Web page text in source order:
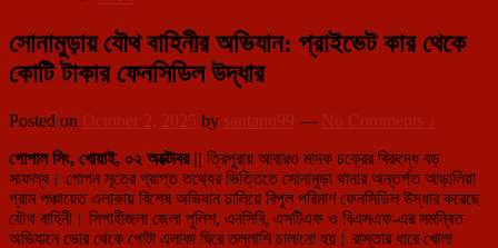
সোনামুড়ায় যৌথ বাহিনীর অভিযান: প্রাইভেট কার থেকে
কোটি টাকার ফেনসিডিল উদ্ধার
Posted on October 2, 2025 by santanu99 — No Comments ↓
গোপাল সিং, খোয়াই, ০২ অক্টোবর || ত্রিপুরায় আবারও মাদক চক্রের বিরুদ্ধে বড়
সাফল্য। গোপন সূত্রে প্রাপ্ত তথ্যের ভিত্তিতে সোনামুড়া থানার অন্তর্গত আড়ালিয়া
গ্রাম পঞ্চায়েত এলাকায় বিশেষ অভিযান চালিয়ে বিপুল পরিমাণ ফেনসিডিল উদ্ধার করেছে
যৌথ বাহিনী। সিপাহীজলা জেলা পুলিশ, এনসিবি, এসটিএফ ও বিএসএফ-এর সমন্বিত
অভিযানে ভোর থেকে গোটা এলাকা ঘিরে তল্লাশি চালানো হয়। রাস্তার ধারে খোলা